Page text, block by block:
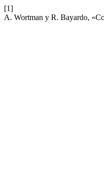
[1]
A. Wortman y R. Bayardo,